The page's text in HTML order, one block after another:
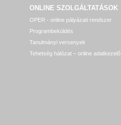
ONLINE SZOLGÁLTATÁSOK
OPER - online pályázati rendszer
Programbeküldés
Tanulmányi versenyek
Tehetség hálózat – online adatkezelő